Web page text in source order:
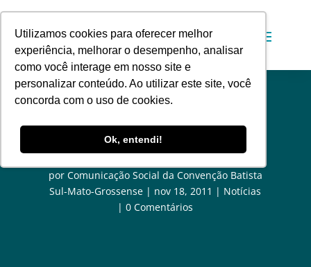
Utilizamos cookies para oferecer melhor
experiência, melhorar o desempenho, analisar
como você interage em nosso site e
personalizar conteúdo. Ao utilizar este site, você
concorda com o uso de cookies.
Ok, entendi!
Chamados para celebrar a história
e permanecer em Cristo
por Comunicação Social da Convenção Batista
Sul-Mato-Grossense
nov 18, 2011
Notícias
0 Comentários